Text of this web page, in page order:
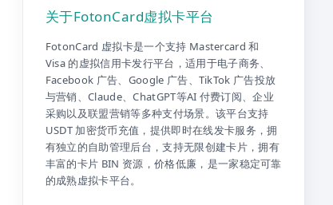
关于FotonCard虚拟卡平台
FotonCard 虚拟卡是一个支持 Mastercard 和
Visa 的虚拟信用卡发行平台，适用于电子商务、
Facebook 广告、Google 广告、TikTok 广告投放
与营销、Claude、ChatGPT等AI 付费订阅、企业
采购以及联盟营销等多种支付场景。该平台支持
USDT 加密货币充值，提供即时在线发卡服务，拥
有独立的自助管理后台，支持无限创建卡片，拥有
丰富的卡片 BIN 资源，价格低廉，是一家稳定可靠
的成熟虚拟卡平台。